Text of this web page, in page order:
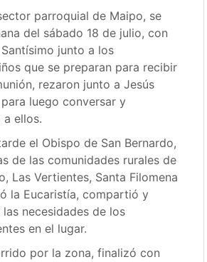
parroquial de Maipo, se
del sábado 18 de julio, con
junto a los
que se preparan para recibir
rezaron junto a Jesús
luego conversar y
ellos.
el Obispo de San Bernardo,
de las comunidades rurales de
Las Vertientes, Santa Filomena
la Eucaristía, compartió y
necesidades de los
en el lugar.
por la zona, finalizó con